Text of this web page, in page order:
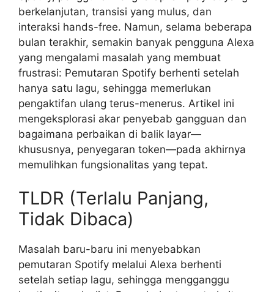
berkelanjutan, transisi yang mulus, dan
interaksi hands-free. Namun, selama beberapa
bulan terakhir, semakin banyak pengguna Alexa
yang mengalami masalah yang membuat
frustrasi: Pemutaran Spotify berhenti setelah
hanya satu lagu, sehingga memerlukan
pengaktifan ulang terus-menerus. Artikel ini
mengeksplorasi akar penyebab gangguan dan
bagaimana perbaikan di balik layar—
khususnya, penyegaran token—pada akhirnya
memulihkan fungsionalitas yang tepat.
TLDR (Terlalu Panjang,
Tidak Dibaca)
Masalah baru-baru ini menyebabkan
pemutaran Spotify melalui Alexa berhenti
setelah setiap lagu, sehingga mengganggu